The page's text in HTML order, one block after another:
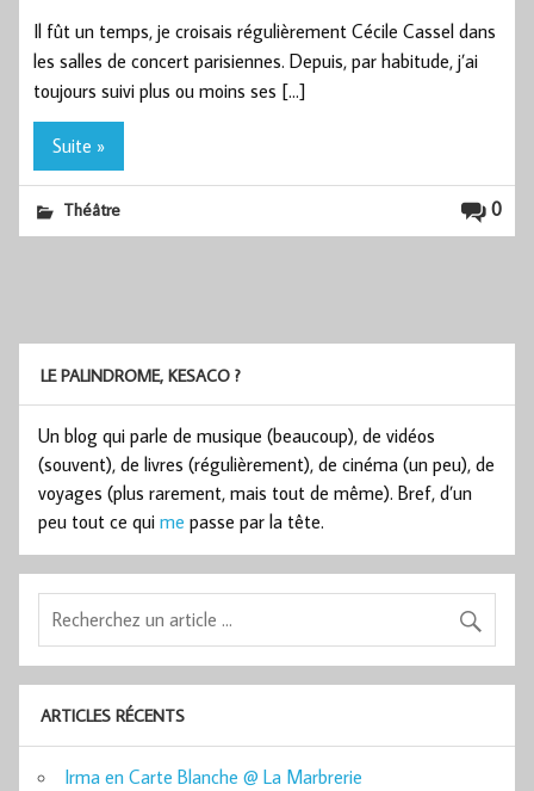
Il fût un temps, je croisais régulièrement Cécile Cassel dans
les salles de concert parisiennes. Depuis, par habitude, j’ai
toujours suivi plus ou moins ses […]
Suite »
0
Théâtre
LE PALINDROME, KESACO ?
Un blog qui parle de musique (beaucoup), de vidéos
(souvent), de livres (régulièrement), de cinéma (un peu), de
voyages (plus rarement, mais tout de même). Bref, d’un
peu tout ce qui me passe par la tête.
ARTICLES RÉCENTS
Irma en Carte Blanche @ La Marbrerie